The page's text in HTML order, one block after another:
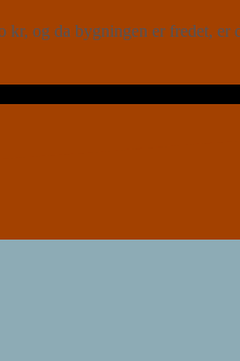
og da bygningen er fredet,